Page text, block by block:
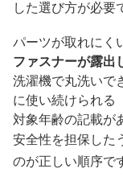
した選び方が必要
パーツが取れにく
ファスナーが露出
洗濯機で丸洗いで
に使い続けられる
対象年齢の記載が
安全性を担保した
のが正しい順序で